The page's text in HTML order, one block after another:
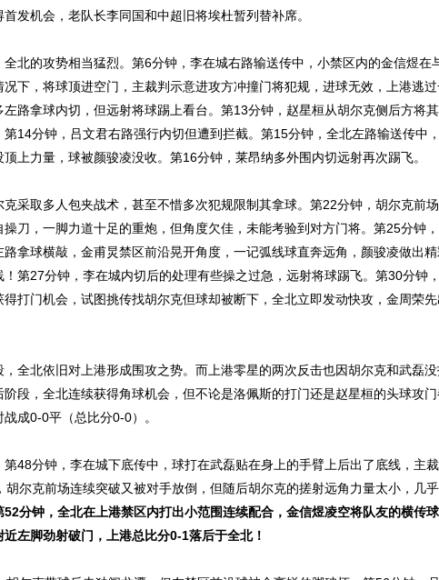
发机会，老队长李同国和中超旧将埃杜暂列替补席。
的攻势相当猛烈。第6分钟，李在城右路输送传中，小禁区内的金信煜在
况下，将球顶进空门，主裁判示意进攻方冲撞门将犯规，进球无效，上港逃
路拿球内切，但远射将球踢上看台。第13分钟，赵星桓从胡尔克侧后方将
第14分钟，吕文君右路强行内切但遭到拦截。第15分钟，全北左路输送传中
上力量，球被颜骏凌没收。第16分钟，莱昂纳多外围内切远射再次踢飞。
取多人包夹战术，甚至不惜多次犯规限制其拿球。第22分钟，胡尔克前
操刀，一脚力道十足的重炮，但角度欠佳，未能考验到对方门将。第25分钟
拿球横敲，金甫炅禁区前沿晃开角度，一记弧线球直奔远角，颜骏凌做出精
！第27分钟，李在城内切后的处理有些操之过急，远射将球踢飞。第30分钟
得打门机会，试图挑传找胡尔克但球却被断下，全北立即发动快攻，金周荣
北依旧对上港形成围攻之势。而上港零星的两次反击也因胡尔克和武磊没
阶段，全北连续获得角球机会，但不论是洛佩斯的打门还是赵星桓的头球攻
成0-0平（总比分0-0）。
分钟，李在城下底传中，球打在武磊贴在身上的手臂上后出了底线，主裁
胡尔克前场连续突破又被对手放倒，但随后胡尔克的搓射远角力量太小，几
52分钟，全北在上港禁区内打出小范围连续配合，金信煜凌空将队友的横传
左脚劲射破门，上港总比分0-1落后于全北！